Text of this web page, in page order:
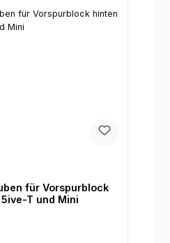
für Vorspurblock
T und Mini